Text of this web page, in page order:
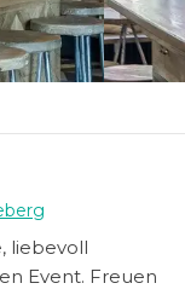
liebevoll
Event. Freuen